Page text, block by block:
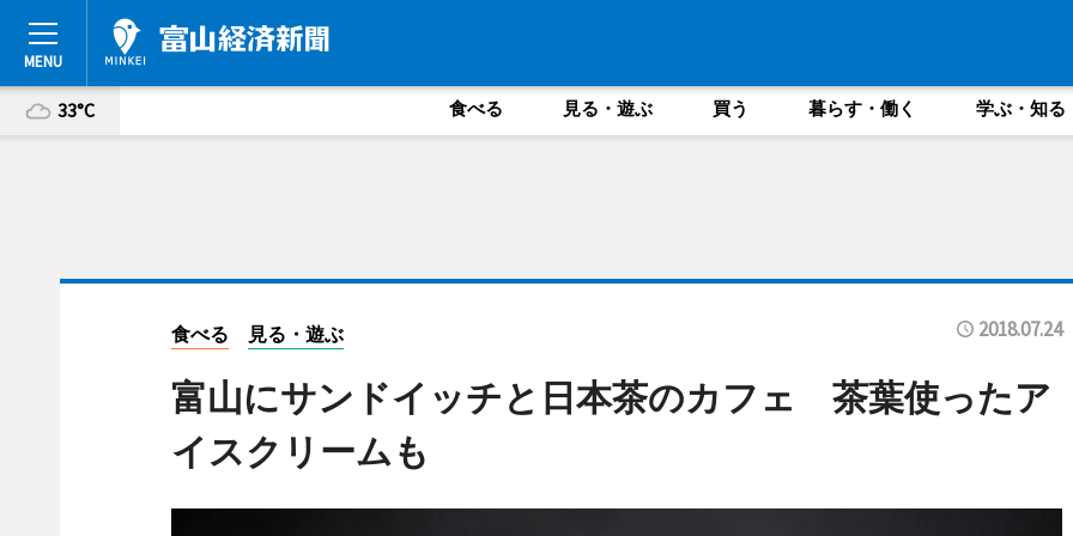
33°C 食べる 見る・遊ぶ 買う 暮らす・働く 学ぶ・知る
食べる 見る・遊ぶ 2018.07.24
富山にサンドイッチと日本茶のカフェ 茶葉使ったア
イスクリームも